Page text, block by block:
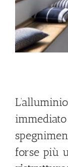
forse più